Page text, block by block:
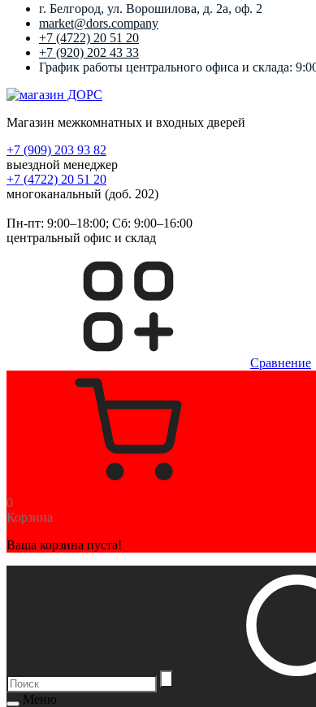
г. Белгород, ул. Ворошилова, д. 2а, оф. 2
market@dors.company
+7 (4722) 20 51 20
+7 (920) 202 43 33
График работы центрального офиса и склада:
Магазин межкомнатных и входных дверей
+7 (909) 203 93 82
выездной менеджер
+7 (4722) 20 51 20
многоканальный (доб. 202)
Пн-пт: 9:00–18:00; Сб: 9:00–16:00
центральный офис и склад
Сравнение
0
Корзина
Ваша корзина пуста!
Меню